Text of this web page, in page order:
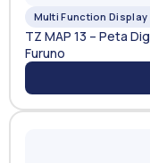
Multi Function Display
TZ MAP 13 – Peta
Furuno